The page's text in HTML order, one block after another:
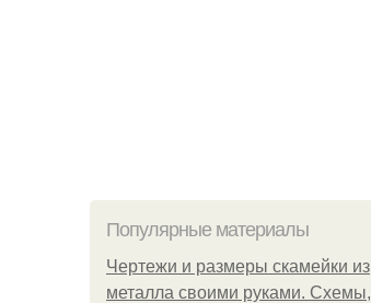
Популярные материалы
Чертежи и размеры скамейки из
металла своими руками. Схемы,